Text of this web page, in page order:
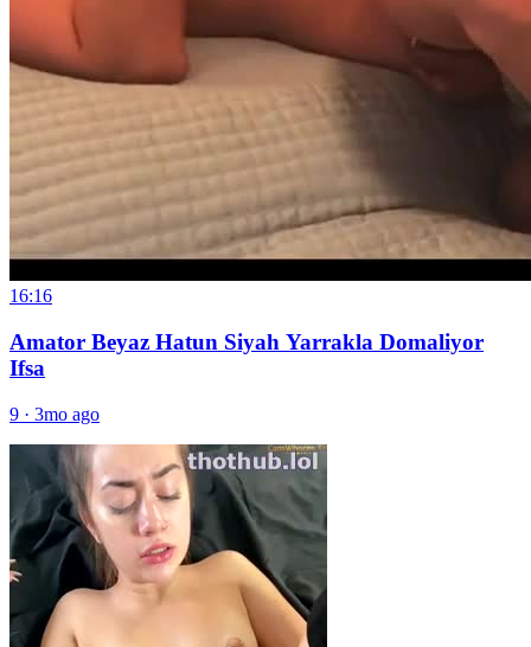
16:16
Amator Beyaz Hatun Siyah Yarrakla Domaliyor
Ifsa
9 · 3mo ago